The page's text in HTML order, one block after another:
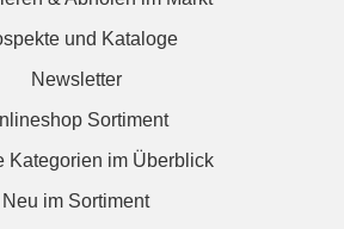
und Kataloge
Newsletter
Sortiment
Kategorien im Überblick
Neu im Sortiment